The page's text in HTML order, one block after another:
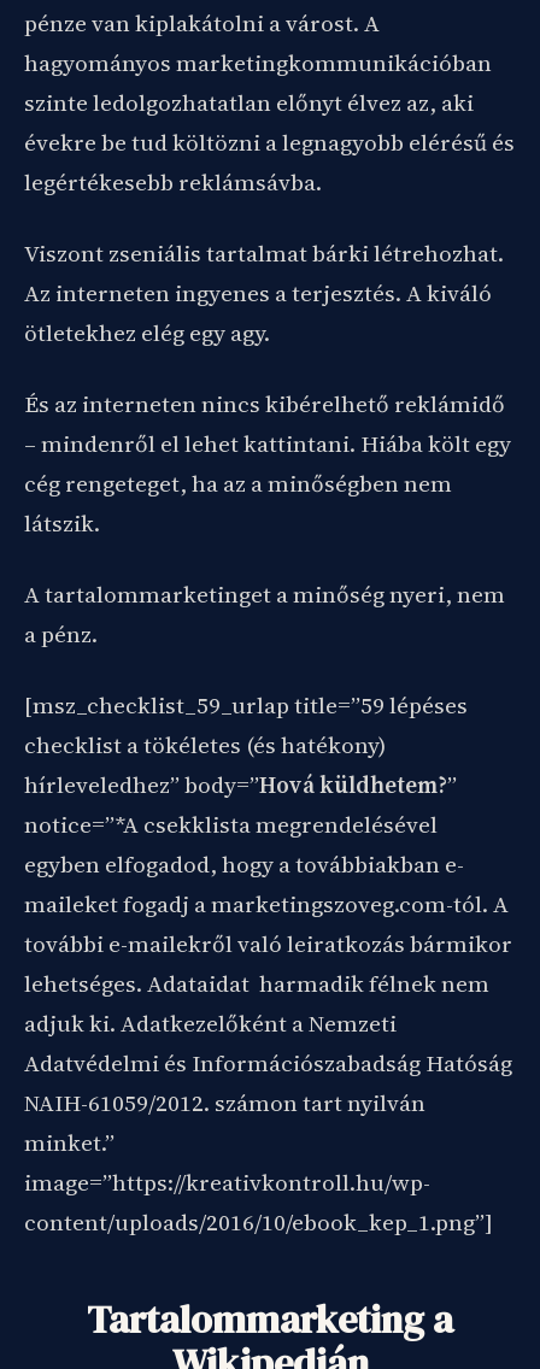
pénze van kiplakátolni a várost. A
hagyományos marketingkommunikációban
szinte ledolgozhatatlan előnyt élvez az, aki
évekre be tud költözni a legnagyobb elérésű és
legértékesebb reklámsávba.
Viszont zseniális tartalmat bárki létrehozhat.
Az interneten ingyenes a terjesztés. A kiváló
ötletekhez elég egy agy.
És az interneten nincs kibérelhető reklámidő
– mindenről el lehet kattintani. Hiába költ egy
cég rengeteget, ha az a minőségben nem
látszik.
A tartalommarketinget a minőség nyeri, nem
a pénz.
[msz_checklist_59_urlap title=”59 lépéses
checklist a tökéletes (és hatékony)
hírleveledhez” body=”Hová küldhetem?”
notice=”*A csekklista megrendelésével
egyben elfogadod, hogy a továbbiakban e-
maileket fogadj a marketingszoveg.com-tól. A
további e-mailekről való leiratkozás bármikor
lehetséges. Adataidat harmadik félnek nem
adjuk ki. Adatkezelőként a Nemzeti
Adatvédelmi és Információszabadság Hatóság
NAIH-61059/2012. számon tart nyilván
minket.”
image=”https://kreativkontroll.hu/wp-
content/uploads/2016/10/ebook_kep_1.png”]
Tartalommarketing a